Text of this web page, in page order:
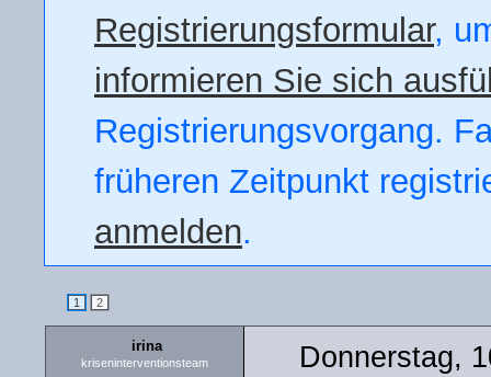
Registrierungsformular,
informieren Sie sich
Registrierungsvorgang.
früheren Zeitpunkt
anmelden.
1 2
irina
kriseninterventionsteam Donnerstag,